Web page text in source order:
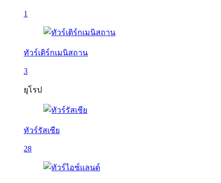
1
ทัวร์เติร์กเมนิสถาน
3
ยุโรป
ทัวร์รัสเซีย
28